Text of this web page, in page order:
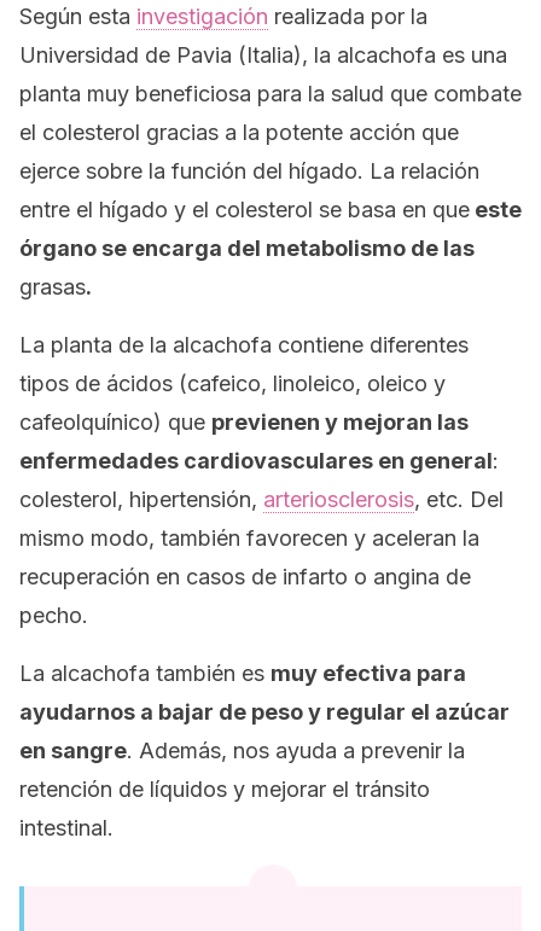
Según esta investigación realizada por la
Universidad de Pavia (Italia), la alcachofa es una
planta muy beneficiosa para la salud que combate
el colesterol gracias a la potente acción que
ejerce sobre la función del hígado. La relación
entre el hígado y el colesterol se basa en que este
órgano se encarga del metabolismo de las
grasas.
La planta de la alcachofa contiene diferentes
tipos de ácidos (cafeico, linoleico, oleico y
cafeolquínico) que previenen y mejoran las
enfermedades cardiovasculares en general:
colesterol, hipertensión, arteriosclerosis, etc. Del
mismo modo, también favorecen y aceleran la
recuperación en casos de infarto o angina de
pecho.
La alcachofa también es muy efectiva para
ayudarnos a bajar de peso y regular el azúcar
en sangre. Además, nos ayuda a prevenir la
retención de líquidos y mejorar el tránsito
intestinal.